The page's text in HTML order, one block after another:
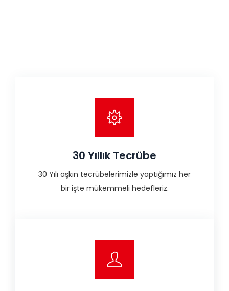
30 Yıllık Tecrübe
30 Yılı aşkın tecrübelerimizle yaptığımız her
bir işte mükemmeli hedefleriz.